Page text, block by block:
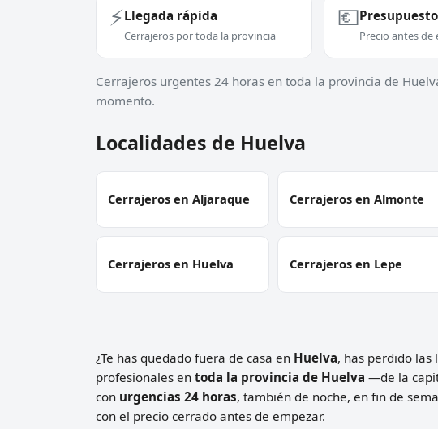
⚡Llegada rápida
Cerrajeros por toda la provincia
💶
Precio antes de
Cerrajeros urgentes 24 horas en toda la provincia de
momento.
Localidades de Huelva
Cerrajeros en Aljaraque Cerrajeros en Almonte
Cerrajeros en Huelva Cerrajeros en Lepe
¿Te has quedado fuera de casa en Huelva, has perdido las
profesionales en toda la provincia de Huelva —de la
con urgencias 24 horas, también de noche, en fin de
con el precio cerrado antes de empezar.